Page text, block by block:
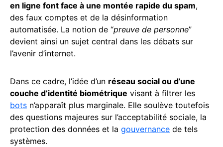
en ligne font face à une montée rapide du spam,
des faux comptes et de la désinformation
automatisée. La notion de “preuve de personne”
devient ainsi un sujet central dans les débats sur
l’avenir d’internet.
Dans ce cadre, l’idée d’un réseau social ou d’une
couche d’identité biométrique visant à filtrer les
bots n’apparaît plus marginale. Elle soulève toutefois
des questions majeures sur l’acceptabilité sociale, la
protection des données et la gouvernance de tels
systèmes.